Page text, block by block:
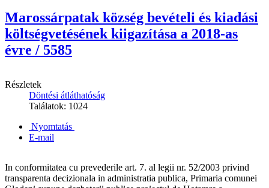
Marossárpatak község bevételi és kiadási
költségvetésének kiigazítása a 2018-as
évre / 5585
Részletek
Döntési átláthatóság
Találatok: 1024
Nyomtatás
E-mail
In conformitatea cu prevederile art. 7. al legii nr. 52/2003 privind
transparenta decizionala in administratia publica, Primaria comunei